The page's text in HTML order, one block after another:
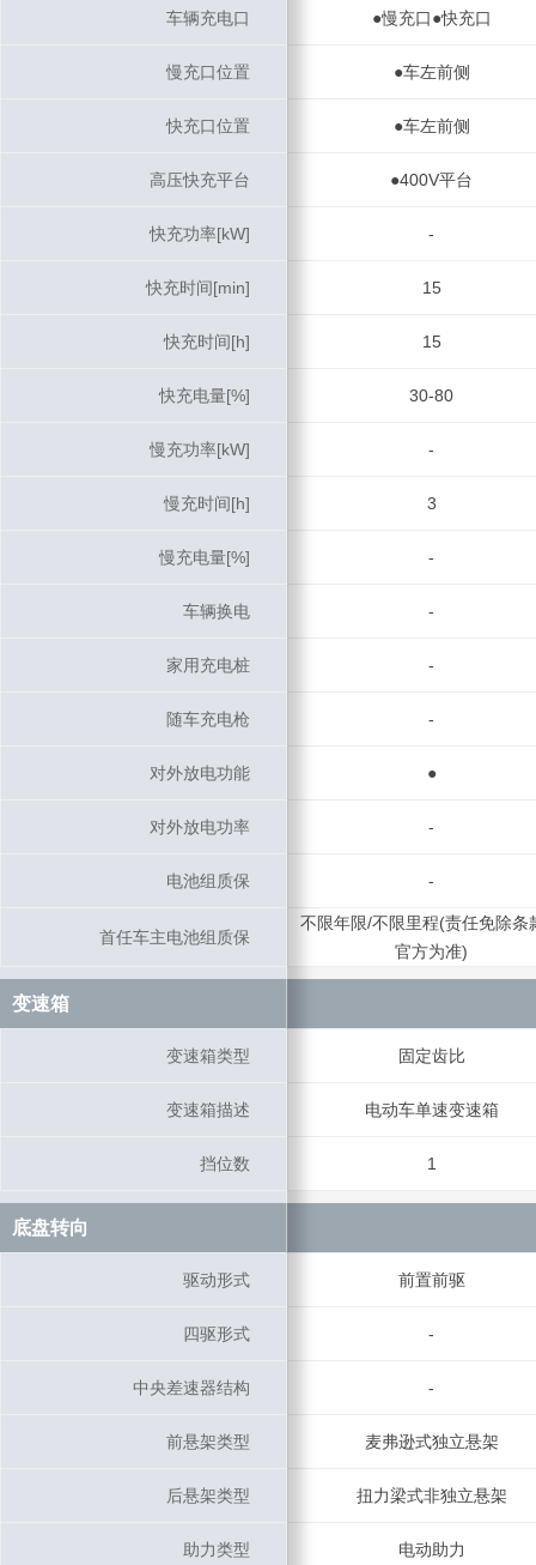
车辆充电口 ●慢充口●快充口
慢充口位置 ●车左前侧
快充口位置 ●车左前侧
高压快充平台 ●400V平台
快充功率[kW] -
快充时间[min] 15
快充时间[h] 15
快充电量[%] 30-80
慢充功率[kW] -
慢充时间[h] 3
慢充电量[%] -
车辆换电 -
家用充电桩 -
随车充电枪 -
对外放电功能 ●
对外放电功率 -
电池组质保 -
首任车主电池组质保
不限年限/不限里程(责任免除条
官方为准)
变速箱
变速箱类型 固定齿比
变速箱描述 电动车单速变速箱
挡位数 1
底盘转向
驱动形式 前置前驱
四驱形式 -
中央差速器结构 -
前悬架类型 麦弗逊式独立悬架
后悬架类型 扭力梁式非独立悬架
助力类型 电动助力
车辆充电口
慢充口位置
快充口位置
高压快充平台
快充功率[kW]
快充时间[min]
快充时间[h]
快充电量[%]
慢充功率[kW]
慢充时间[h]
慢充电量[%]
车辆换电
家用充电桩
随车充电枪
对外放电功能
对外放电功率
电池组质保
首任车主电池组质保
变速箱
变速箱类型
变速箱描述
挡位数
底盘转向
驱动形式
四驱形式
中央差速器结构
前悬架类型
后悬架类型
助力类型